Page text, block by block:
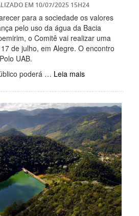
EM 10/07/2025 15H24
para a sociedade os valores
pelo uso da água da Bacia
o Comitê vai realizar uma
de julho, em Alegre. O encontro
UAB.
poderá … Leia mais